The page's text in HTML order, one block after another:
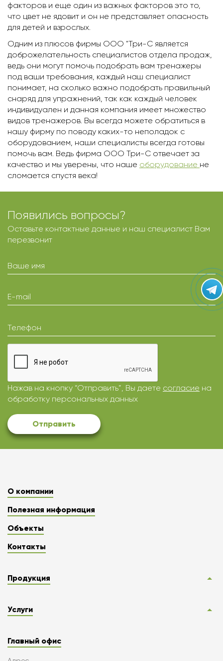
факторов и еще один из важных факторов это то,
что цвет не ядовит и он не представляет опасность
для детей и взрослых.
Одним из плюсов фирмы ООО "Три-С является
доброжелательность специалистов отдела продаж,
ведь они могут помочь подобрать вам тренажеры
под ваши требования, каждый наш специалист
понимает, на сколько важно подобрать правильный
снаряд для упражнений, так как каждый человек
индивидуален и данная компания имеет множество
видов тренажеров. Вы всегда можете обратиться в
нашу фирму по поводу каких-то неполадок с
оборудованием, наши специалисты всегда готовы
помочь вам. Ведь фирма ООО Три-С отвечает за
качество и мы уверены, что наше оборудование не
сломается спустя века!
Появились вопросы?
Оставьте контактные данные и наш специалист Вам
перезвонит
Ваше имя
E-mail
Телефон
Нажав на кнопку “Отправить”, Вы даете согласие на
обработку персональных данных
Отправить
О компании
Полезная информация
Объекты
Контакты
Продукция
Услуги
Главный офис